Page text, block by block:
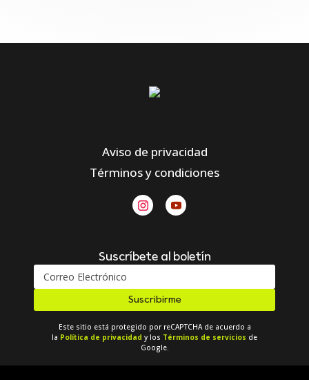
Aviso de privacidad
Términos y condiciones
Suscríbete al boletín
Suscribirme
Este sitio está protegido por reCAPTCHA de acuerdo a
la Política de privacidad y los Términos de servicios de
Google.